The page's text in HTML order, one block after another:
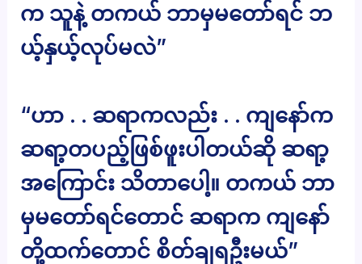
က သူနဲ့ တကယ် ဘာမှမတော်ရင် ဘ
ယ့်နှယ့်လုပ်မလဲ”
“ဟာ . . ဆရာကလည်း . . ကျနော်က
ဆရာ့တပည့်ဖြစ်ဖူးပါတယ်ဆို ဆရာ့
အကြောင်း သိတာပေါ့။ တကယ် ဘာ
မှမတော်ရင်တောင် ဆရာက ကျနော်
တို့ထက်တောင် စိတ်ချရဦးမယ်”